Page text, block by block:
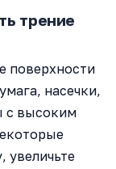
трение
поверхности
насечки,
с высоким
увеличьте